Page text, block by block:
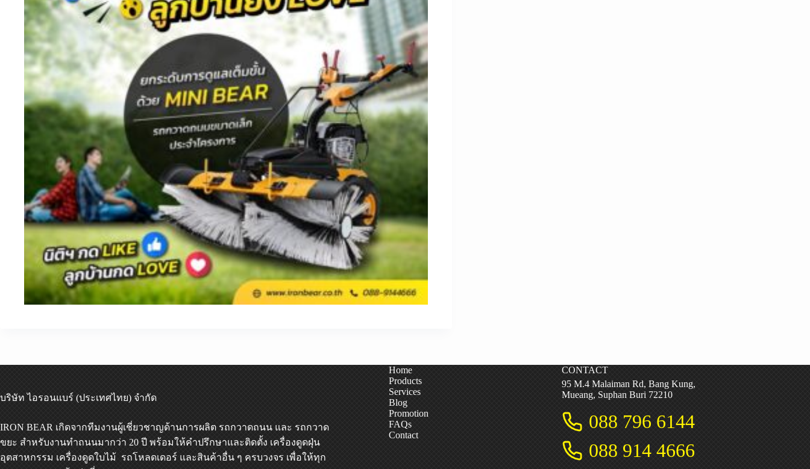
บริษัท ไอรอนแบร์ (ประเทศไทย) จำกัด
IRON BEAR เกิดจากทีมงานผู้เชี่ยวชาญด้านการผลิต รถกวาดถนน และ รถกวาด
ขยะ สำหรับงานทำถนนมากว่า 20 ปี พร้อมให้คำปรึกษาและติดตั้ง เครื่องดูดฝุ่น
อุตสาหกรรม เครื่องดูดใบไม้ รถโหลดเดอร์ และสินค้าอื่น ๆ ครบวงจร เพื่อให้ทุก
Home
Products
Services
Blog
Promotion
FAQs
Contact
CONTACT
95 M.4 Malaiman Rd, Bang Kung,
Mueang, Suphan Buri 72210
088 796 6144
088 914 4666